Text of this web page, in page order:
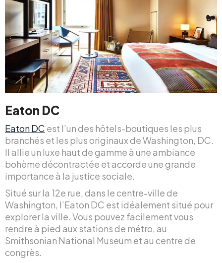
Eaton DC
Eaton DC est l’un des hôtels-boutiques les plus
branchés et les plus originaux de Washington, DC.
Il allie un luxe haut de gamme à une ambiance
bohème décontractée et accorde une grande
importance à la justice sociale.
Situé sur la 12e rue, dans le centre-ville de
Washington, l’Eaton DC est idéalement situé pour
explorer la ville. Vous pouvez facilement vous
rendre à pied aux stations de métro, au
Smithsonian National Museum et au centre de
congrès.